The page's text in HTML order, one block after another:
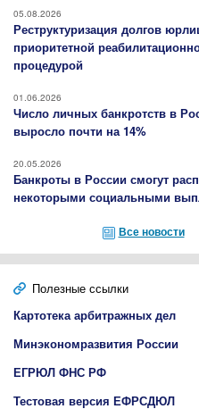
05.08.2026
Реструктуризация долгов
приоритетной
процедурой
01.06.2026
Число личных банкротств в
выросло почти на 14%
20.05.2026
Банкроты в России смогут
некоторыми социальными
Все новости
Полезные ссылки
Картотека арбитражных дел
Минэкономразвития России
ЕГРЮЛ ФНС РФ
Тестовая версия ЕФРСДЮЛ